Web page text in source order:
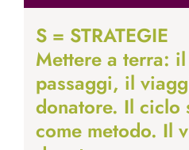
S = STRATEGIE
Mettere a terra:
passaggi, il
donatore. Il ciclo
come metodo. Il